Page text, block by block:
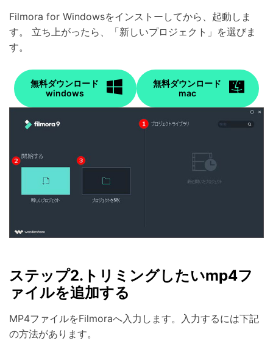
Filmora for Windowsをインストーしてから、起動しま
す。 立ち上がったら、「新しいプロジェクト」を選びま
す。
無料ダウンロード
windows
無料ダウンロード
mac
ステップ2.トリミングしたいmp4フ
ァイルを追加する
MP4ファイルをFilmoraへ入力します。入力するには下記
の方法があります。